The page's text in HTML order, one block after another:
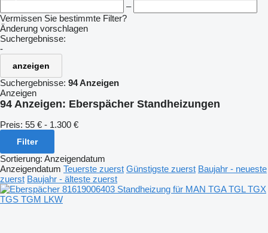
–
Vermissen Sie bestimmte Filter?
Änderung vorschlagen
Suchergebnisse:
-
anzeigen
Suchergebnisse: 94 Anzeigen
Anzeigen
94 Anzeigen: Eberspächer Standheizungen
Preis: 55 € - 1.300 €
Filter
Sortierung: Anzeigendatum
Anzeigendatum Teuerste zuerst Günstigste zuerst Baujahr - neueste
zuerst Baujahr - älteste zuerst